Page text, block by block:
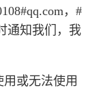
，#
通知我们，我
或无法使用